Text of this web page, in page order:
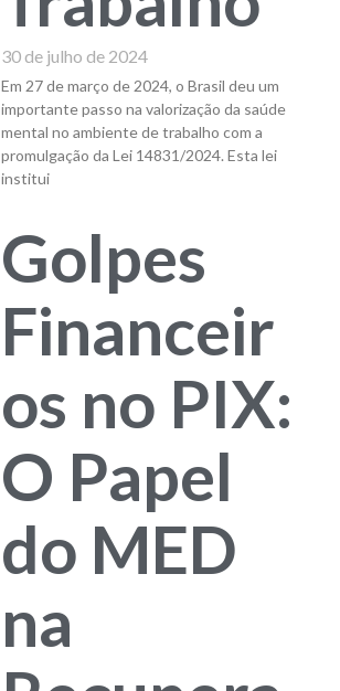
30 de julho de 2024
Em 27 de março de 2024, o Brasil deu um
importante passo na valorização da saúde
mental no ambiente de trabalho com a
promulgação da Lei 14831/2024. Esta lei
institui
Golpes
Financeir
os no PIX:
O Papel
do MED
na